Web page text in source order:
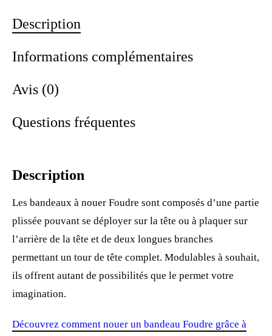
Description
Informations complémentaires
Avis (0)
Questions fréquentes
Description
Les bandeaux à nouer Foudre sont composés d’une partie
plissée pouvant se déployer sur la tête ou à plaquer sur
l’arrière de la tête et de deux longues branches
permettant un tour de tête complet. Modulables à souhait,
ils offrent autant de possibilités que le permet votre
imagination.
Découvrez comment nouer un bandeau Foudre grâce à